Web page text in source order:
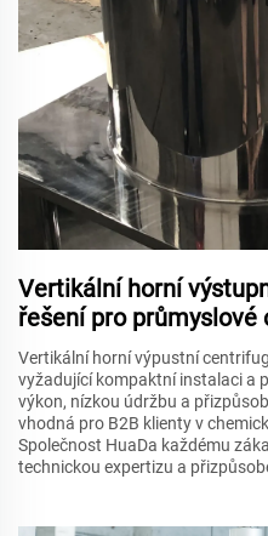
Vertikální horní
řešení pro průmyslové
Vertikální horní výpustní
vyžadující kompaktní instalaci a
výkon, nízkou údržbu a
vhodná pro B2B klienty v
Společnost HuaDa každému
technickou expertizu a